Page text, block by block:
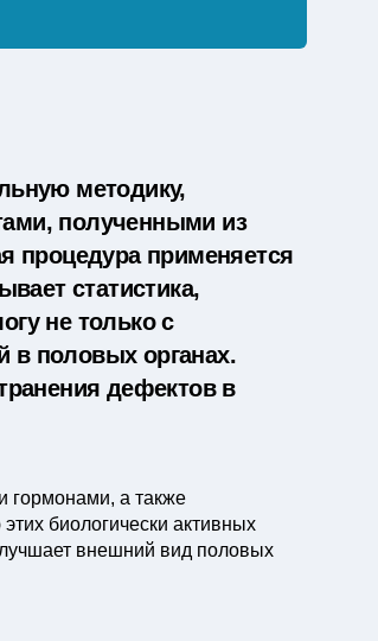
методику,
полученными из
процедура применяется
статистика,
не только с
в половых органах.
дефектов в
гормонами, а также
биологически активных
внешний вид половых